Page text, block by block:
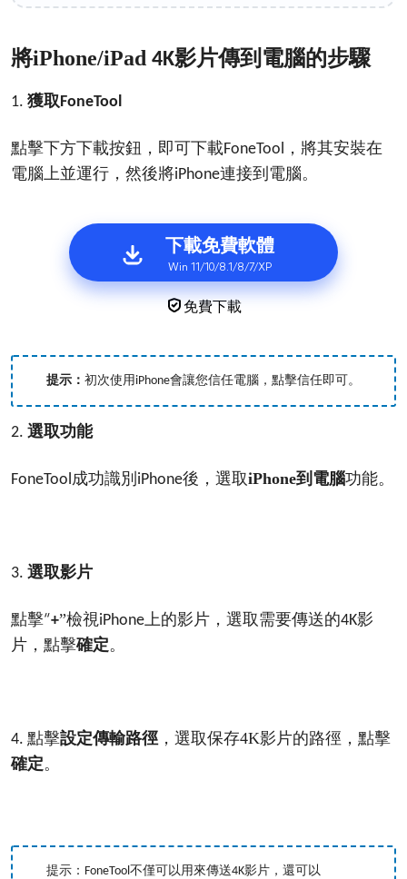
將iPhone/iPad 4K影片傳到 電腦的步驟
1. 獲取 FoneTool
點擊下方下載按鈕，即可下載FoneTool
，將其安裝在
電腦上並運行，然後將iPhone連接到電腦。
下載免費軟體
Win 11/10/8.1/8/7/XP
免費下載
提示： 初次使用iPhone會讓您信任電腦，點擊信任即可。
2. 選取功能
FoneTool 成功識別 iPhone後，選取iPhone到電腦功能。
3. 選取影片
點擊“+”檢視iPhone 上的影片，選取需要傳送的4K影
片，點擊確定。
4. 點擊設定傳輸路徑 ，選取保存4K影片的路徑，點擊
確定。
提示： FoneTool 不僅可以用來傳送4K影片，還可以